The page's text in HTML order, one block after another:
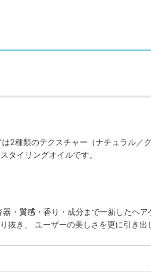
2種類のテクスチャー（ナチュラル／
タイリングオイルです。
・質感・香り・成分まで一新したヘア
抜き、 ユーザーの美しさを更に引き出